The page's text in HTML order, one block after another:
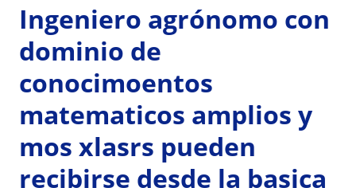
Ingeniero agrónomo con
dominio de
conocimoentos
matematicos amplios y
mos xlasrs pueden
recibirse desde la basica